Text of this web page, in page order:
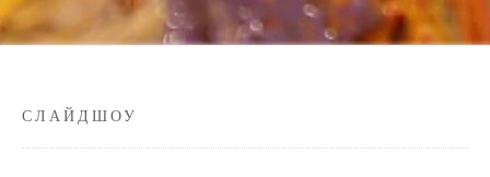
СЛАЙДШОУ